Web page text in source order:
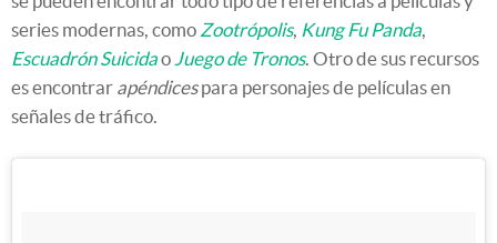
series modernas, como Zootrópolis, Kung Fu Panda,
Escuadrón Suicidao Juego de Tronos. Otro de sus recursos
es encontrar apéndicespara personajes de películas en
señales de tráfico.